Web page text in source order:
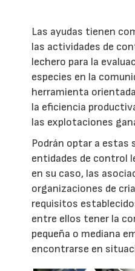
Las ayudas tienen
las actividades de
lechero para la
especies en la
herramienta
la eficiencia
las explotaciones
Podrán optar a estas
entidades de control
en su caso, las
organizaciones de
requisitos
entre ellos tener la
pequeña o mediana
encontrarse en